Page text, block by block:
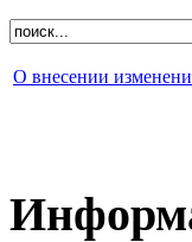
О внесении